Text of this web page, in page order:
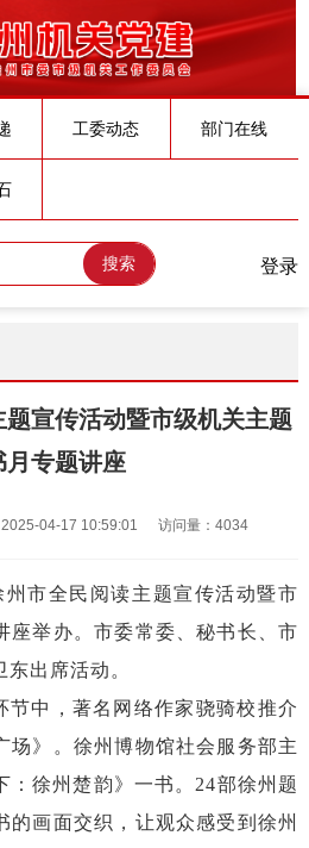
工委动态 部门在线
搜索 登录
宣传活动暨市级机关主题
月专题讲座
04-17 10:59:01 访问量：4034
州市全民阅读主题宣传活动暨市
座举办。市委常委、秘书长、市
出席活动。
节中，著名网络作家骁骑校推介
》。 徐州博物馆社会服务部主
徐州楚韵》一书。 24部徐州题
的画面交织，让观众感受到徐州